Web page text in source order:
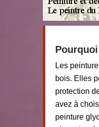
Les
bois. Elles
protection
avez à
peinture